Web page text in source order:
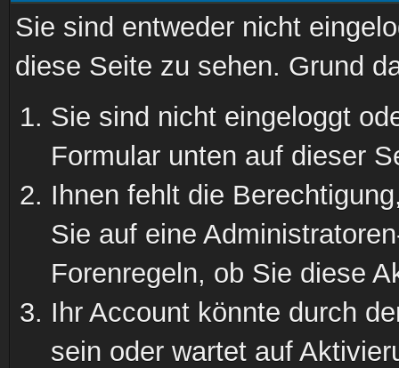
Sie sind entweder nicht
diese Seite zu sehen. Grund
Sie sind nicht eingeloggt
Formular unten auf dieser
Ihnen fehlt die
Sie auf eine
Forenregeln, ob Sie diese
Ihr Account könnte durch
sein oder wartet auf